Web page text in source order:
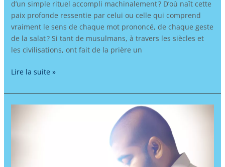
d’un simple rituel accompli machinalement ? D’où naît cette
paix profonde ressentie par celui ou celle qui comprend
vraiment le sens de chaque mot prononcé, de chaque geste
de la salat ? Si tant de musulmans, à travers les siècles et
les civilisations, ont fait de la prière un
Lire la suite »